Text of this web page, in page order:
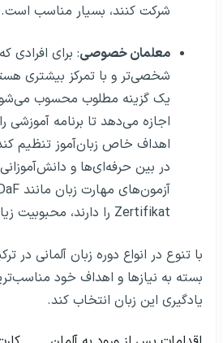
شرکت کنند، بسیار مناسب است.
معلمان خصوصی: برای افرادی
شخصی‌تر و با تمرکز بیشتری
یک گزینه مطلوب محسوب
اجازه می‌دهد تا برنامه آموزشی
اهداف خاص زبان‌آموز تنظیم
در بین حرفه‌ای‌ها و
Zertifikat را دارند، محبوبیت زیادی دارد.
با تنوع در انواع دوره زبان آلمانی در
بسته به نیازها و اهداف خود
یادگیری این زبان انتخاب کند.